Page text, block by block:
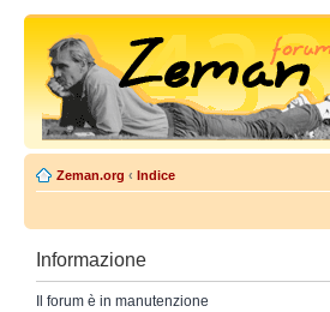
Zeman.org ‹ Indice
Informazione
Il forum è in manutenzione